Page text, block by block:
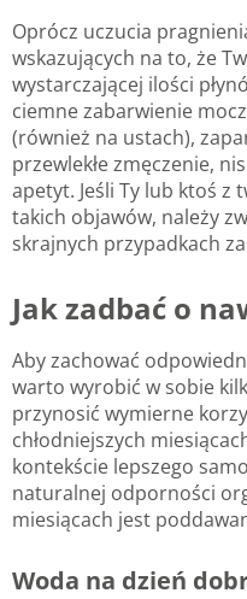
Oprócz uczucia
wskazujących na to, że
wystarczającej ilości
ciemne zabarwienie
(również na ustach),
przewlekłe zmęczenie,
apetyt. Jeśli Ty lub ktoś z
takich objawów, należy
skrajnych przypadkach
Jak zadbać o
Aby zachować
warto wyrobić w sobie
przynosić wymierne
chłodniejszych
kontekście lepszego
naturalnej odporności
miesiącach jest
Woda na dzień